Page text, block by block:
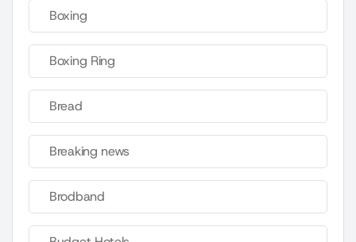
Boxing
Boxing Ring
Bread
Breaking news
Brodband